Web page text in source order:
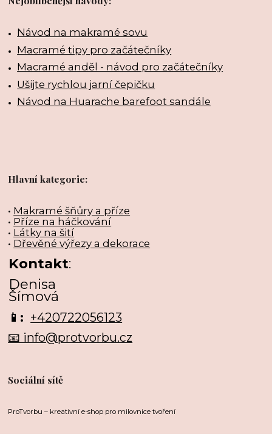
Návod na makramé sovu
Macramé tipy pro začátečníky
Macramé anděl - návod pro začátečníky
Ušijte rychlou jarní čepičku
Návod na Huarache barefoot sandále
Hlavní kategorie:
• Makramé šňůry a příze
• Příze na háčkování
• Látky na šití
• Dřevěné výřezy a dekorace
Kontakt:
Denisa
Šímová
📱: +420722056123
📧 info@protvorbu.cz
Sociální sítě
ProTvorbu – kreativní e-shop pro milovnice tvoření